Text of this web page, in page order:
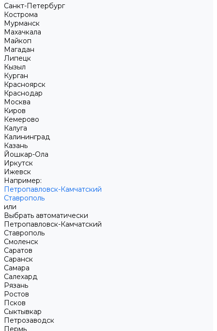
Санкт-Петербург
Кострома
Мурманск
Махачкала
Майкоп
Магадан
Липецк
Кызыл
Курган
Красноярск
Краснодар
Москва
Киров
Кемерово
Калуга
Калининград
Казань
Йошкар-Ола
Иркутск
Ижевск
Например:
Петропавловск-Камчатский
Ставрополь
или
Выбрать автоматически
Петропавловск-Камчатский
Ставрополь
Смоленск
Саратов
Саранск
Самара
Салехард
Рязань
Ростов
Псков
Сыктывкар
Петрозаводск
Пермь